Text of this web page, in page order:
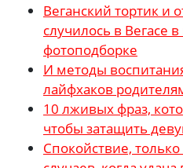
Веганский тортик и
случилось в Вегасе
фотоподборке
И методы
лайфхаков
10 лживых фраз,
чтобы затащить
Спокойствие,